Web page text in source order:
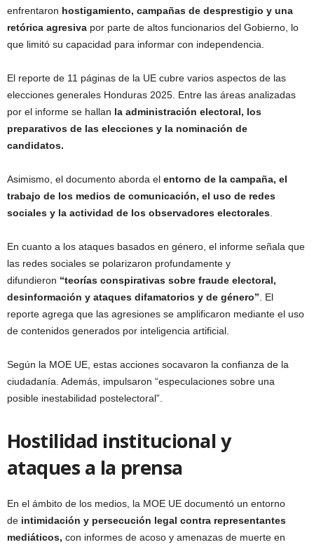
enfrentaron hostigamiento, campañas de desprestigio y una
retórica agresiva por parte de altos funcionarios del Gobierno, lo
que limitó su capacidad para informar con independencia.
El reporte de 11 páginas de la UE cubre varios aspectos de las
elecciones generales Honduras 2025. Entre las áreas analizadas
por el informe se hallan la administración electoral, los
preparativos de las elecciones y la nominación de
candidatos.
Asimismo, el documento aborda el entorno de la campaña, el
trabajo de los medios de comunicación, el uso de redes
sociales y la actividad de los observadores electorales
En cuanto a los ataques basados en género, el informe señala que
las redes sociales se polarizaron profundamente y
difundieron “teorías conspirativas sobre fraude electoral,
desinformación y ataques difamatorios y de género” . El
reporte agrega que las agresiones se amplificaron mediante el uso
de contenidos generados por inteligencia artificial.
Según la MOE UE, estas acciones socavaron la confianza de la
ciudadanía. Además, impulsaron “especulaciones sobre una
posible inestabilidad postelectoral”.
Hostilidad institucional y
ataques a la prensa
En el ámbito de los medios, la MOE UE documentó un entorno
de intimidación y persecución legal contra representantes
mediáticos, con informes de acoso y amenazas de muerte en